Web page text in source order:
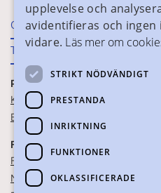
Om webbplatsen
Tillgänglighet
PRAKTISK INFORMATION
Kontaktuppgifter
Blanketter
FÖR SKOLPERSONAL
För SYV
Nationella studievägskoder
upplevelse och
avidentifieras och
vidare. Läs mer om
STRIKT NÖDVÄNDIGT
PRESTANDA
INRIKTNING
FUNKTIONER
OKLASSIFICERADE